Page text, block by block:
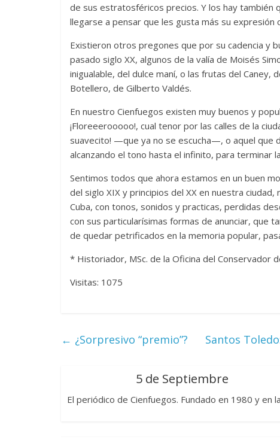
de sus estratosféricos precios. Y los hay también
llegarse a pensar que les gusta más su expresión
Existieron otros pregones que por su cadencia y
pasado siglo XX, algunos de la valía de Moisés
inigualable, del dulce maní, o las frutas del Caney,
Botellero, de Gilberto Valdés.
En nuestro Cienfuegos existen muy buenos y
¡Floreeerooooo!, cual tenor por las calles de la
suavecito! —que ya no se escucha—, o aquel que
alcanzando el tono hasta el infinito, para terminar
Sentimos todos que ahora estamos en un buen
del siglo XIX y principios del XX en nuestra
Cuba, con tonos, sonidos y practicas, perdidas
con sus particularísimas formas de anunciar, que
de quedar petrificados en la memoria popular,
* Historiador, MSc. de la Oficina del Conservador
Visitas: 1075
← ¿Sorpresivo “premio”? Santos
5 de Septiembre
El periódico de Cienfuegos. Fundado en 1980 y en
Terror chamánico coreano
14 marzo, 2026 Julio Martínez Molina 0
Divertida
dramática
29 diciembre, 2025
0